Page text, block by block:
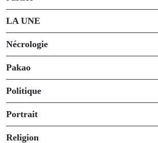
LA UNE
Nécrologie
Pakao
Politique
Portrait
Religion